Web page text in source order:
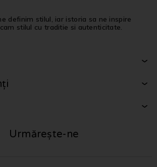
definim stilul, iar istoria sa ne inspire
stilul cu traditie si autenticitate.
Urmărește-ne